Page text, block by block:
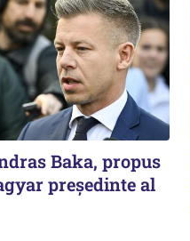
Baka, propus
președinte al